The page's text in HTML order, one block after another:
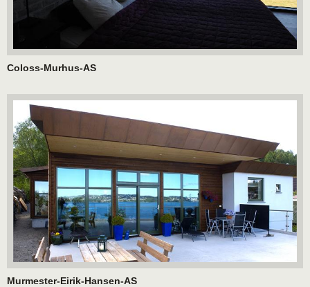
Coloss-Murhus-AS
Murmester-Eirik-Hansen-AS